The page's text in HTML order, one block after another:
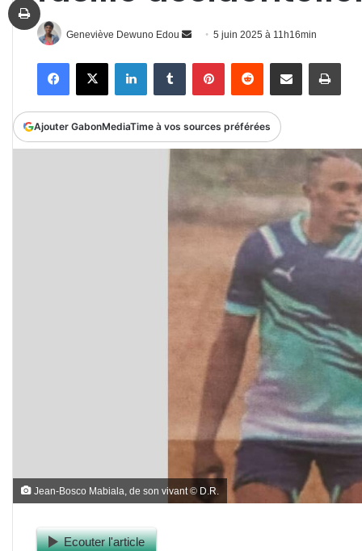
Geneviève Dewuno Edou
Envoyer
courriel
5 juin 2025 à 11h16min
FacebookX LinkedinTumblr PinterestReddit Partager par email
Ajouter GabonMediaTime à vos sources préférées
Jean-Bosco Mabiala, de son vivant © D.R.
Ecouter l'article